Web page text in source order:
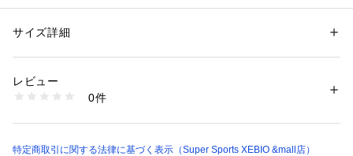
クを刺繍で表現。通気性に優れたメッシュキャップ仕様で、春
●シルエットは9FORTYをベースに、フロント部1枚パネルにし
て上部をつまんだ独特のシルエットが特徴。フロントパネルの
かじめ着用しやすい状態にカーブしています。リアのアジャス
性別：レディース
商品番号：
10902431001 （ショップ）
サイズ詳細
レビュー
0件
特定商取引に関する法律に基づく表示（Super Sports XEBIO &mall店）